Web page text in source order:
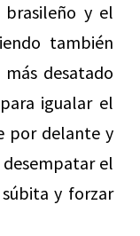
y el
también
desatado
igualar el
por delante y
el
y forzar